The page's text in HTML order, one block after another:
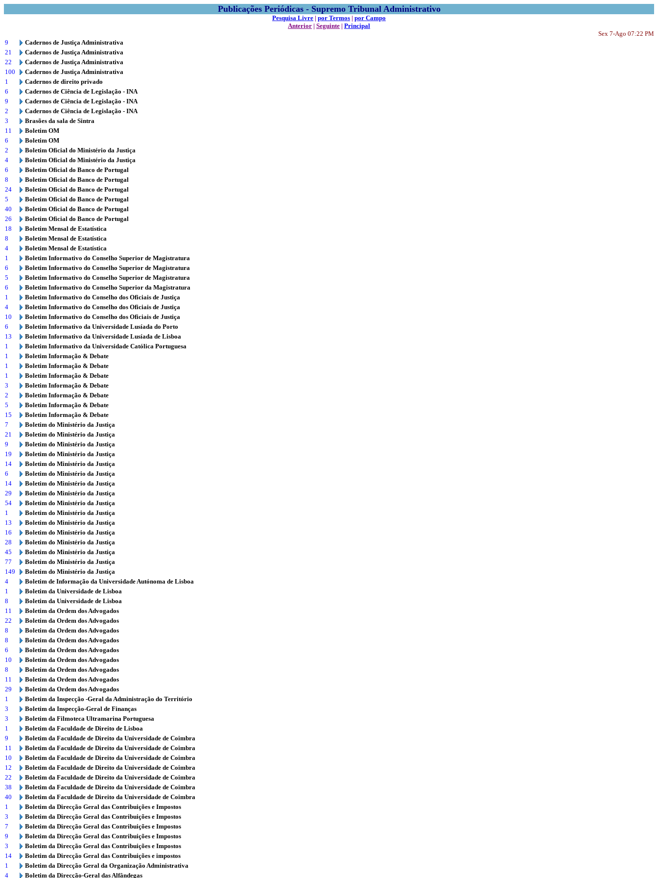
Publicações Periódicas - Supremo Tribunal Administrativo
Pesquisa Livre | por Termos | por Campo
Anterior | Seguinte | Principal
Sex 7-Ago 07:22 PM
9
Cadernos de Justiça Administrativa
21
Cadernos de Justiça Administrativa
22
Cadernos de Justiça Administrativa
100
Cadernos de Justiça Administrativa
1
Cadernos de direito privado
6
Cadernos de Ciência de Legislação - INA
9
Cadernos de Ciência de Legislação - INA
2
Cadernos de Ciência de Legislação - INA
3
Brasões da sala de Sintra
11
Boletim OM
6
Boletim OM
2
Boletim Oficial do Ministério da Justiça
4
Boletim Oficial do Ministério da Justiça
6
Boletim Oficial do Banco de Portugal
8
Boletim Oficial do Banco de Portugal
24
Boletim Oficial do Banco de Portugal
5
Boletim Oficial do Banco de Portugal
40
Boletim Oficial do Banco de Portugal
26
Boletim Oficial do Banco de Portugal
18
Boletim Mensal de Estatística
8
Boletim Mensal de Estatística
4
Boletim Mensal de Estatística
1
Boletim Informativo do Conselho Superior de Magistratura
6
Boletim Informativo do Conselho Superior de Magistratura
5
Boletim Informativo do Conselho Superior de Magistratura
6
Boletim Informativo do Conselho Superior da Magistratura
1
Boletim Informativo do Conselho dos Oficiais de Justiça
4
Boletim Informativo do Conselho dos Oficiais de Justiça
10
Boletim Informativo do Conselho dos Oficiais de Justiça
6
Boletim Informativo da Universidade Lusíada do Porto
13
Boletim Informativo da Universidade Lusíada de Lisboa
1
Boletim Informativo da Universidade Católica Portuguesa
1
Boletim Informação & Debate
1
Boletim Informação & Debate
1
Boletim Informação & Debate
3
Boletim Informação & Debate
2
Boletim Informação & Debate
5
Boletim Informação & Debate
15
Boletim Informação & Debate
7
Boletim do Ministério da Justiça
21
Boletim do Ministério da Justiça
9
Boletim do Ministério da Justiça
19
Boletim do Ministério da Justiça
14
Boletim do Ministério da Justiça
6
Boletim do Ministério da Justiça
14
Boletim do Ministério da Justiça
29
Boletim do Ministério da Justiça
54
Boletim do Ministério da Justiça
1
Boletim do Ministério da Justiça
13
Boletim do Ministério da Justiça
16
Boletim do Ministério da Justiça
28
Boletim do Ministério da Justiça
45
Boletim do Ministério da Justiça
77
Boletim do Ministério da Justiça
149
Boletim do Ministério da Justiça
4
Boletim de Informação da Universidade Autónoma de Lisboa
1
Boletim da Universidade de Lisboa
8
Boletim da Universidade de Lisboa
11
Boletim da Ordem dos Advogados
22
Boletim da Ordem dos Advogados
8
Boletim da Ordem dos Advogados
8
Boletim da Ordem dos Advogados
6
Boletim da Ordem dos Advogados
10
Boletim da Ordem dos Advogados
8
Boletim da Ordem dos Advogados
11
Boletim da Ordem dos Advogados
29
Boletim da Ordem dos Advogados
1
Boletim da Inspecção -Geral da Administração do Território
3
Boletim da Inspecção-Geral de Finanças
3
Boletim da Filmoteca Ultramarina Portuguesa
1
Boletim da Faculdade de Direito de Lisboa
9
Boletim da Faculdade de Direito da Universidade de Coimbra
11
Boletim da Faculdade de Direito da Universidade de Coimbra
10
Boletim da Faculdade de Direito da Universidade de Coimbra
12
Boletim da Faculdade de Direito da Universidade de Coimbra
22
Boletim da Faculdade de Direito da Universidade de Coimbra
38
Boletim da Faculdade de Direito da Universidade de Coimbra
40
Boletim da Faculdade de Direito da Universidade de Coimbra
1
Boletim da Direcção Geral das Contribuições e Impostos
3
Boletim da Direcção Geral das Contribuições e Impostos
7
Boletim da Direcção Geral das Contribuições e Impostos
9
Boletim da Direcção Geral das Contribuições e Impostos
3
Boletim da Direcção Geral das Contribuições e Impostos
14
Boletim da Direcção Geral das Contribuições e impostos
1
Boletim da Direcção Geral da Organização Administrativa
4
Boletim da Direcção-Geral das Alfândegas